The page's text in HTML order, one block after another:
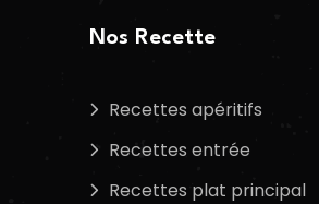
Nos Recette
Recettes apéritifs
Recettes entrée
Recettes plat principal